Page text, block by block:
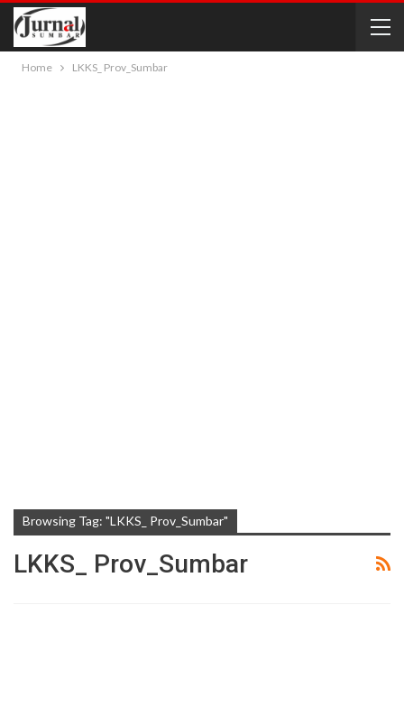
Home LKKS_ Prov_Sumbar
Browsing Tag: "LKKS_ Prov_Sumbar"
LKKS_ Prov_Sumbar